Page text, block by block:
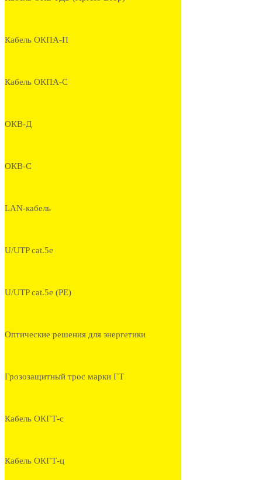
Кабель ОКПА-П
Кабель ОКПА-С
ОКВ-Д
ОКВ-С
LAN-кабель
U/UTP cat.5e
U/UTP cat.5e (PE)
Оптические решения для энергетики
Грозозащитный трос марки ГТ
Кабель ОКГТ-с
Кабель ОКГТ-ц